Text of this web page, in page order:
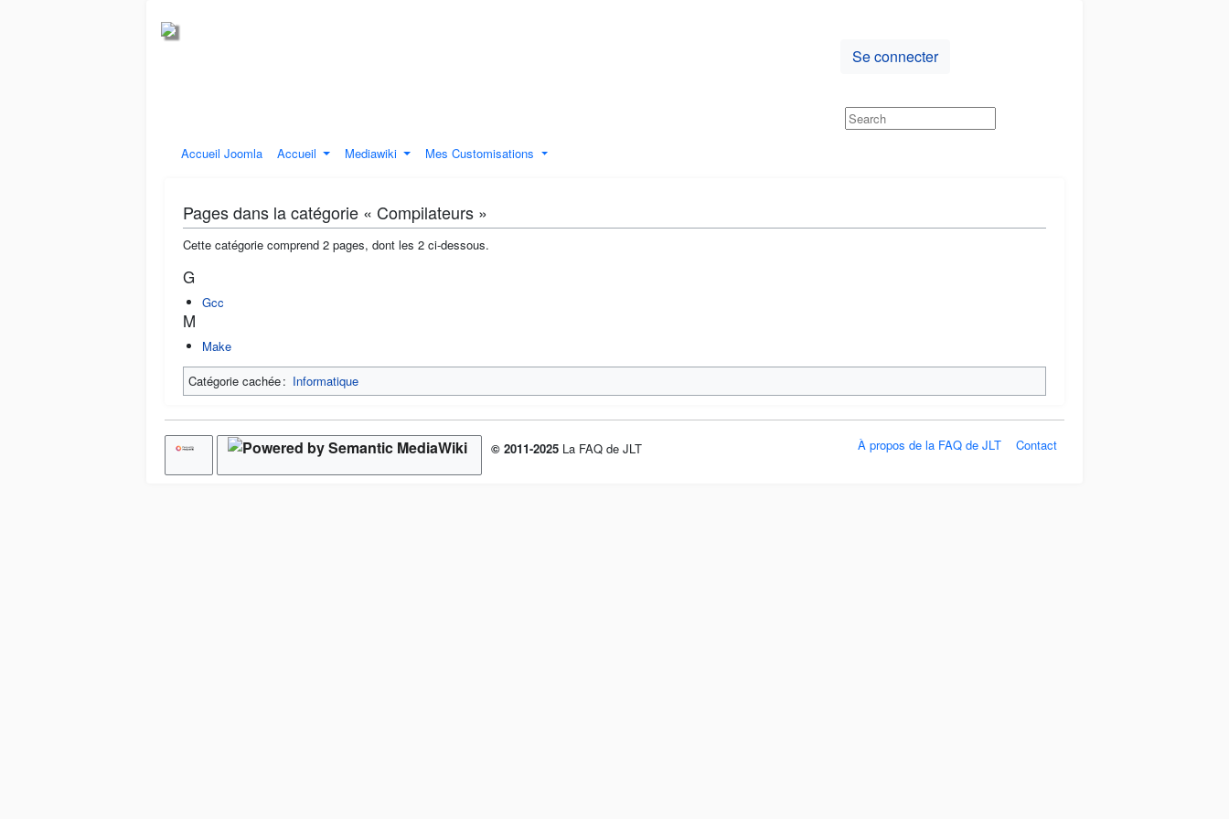
Se connecter
Accueil Joomla Accueil Mediawiki Mes Customisations
Pages dans la catégorie « Compilateurs »
Cette catégorie comprend 2 pages, dont les 2 ci-dessous.
G
Gcc
M
Make
Catégorie cachée : Informatique
© 2011-2025 La FAQ de JLT À propos de la FAQ de JLT Contact